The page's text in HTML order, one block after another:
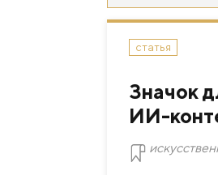
статья
Значок
ИИ-